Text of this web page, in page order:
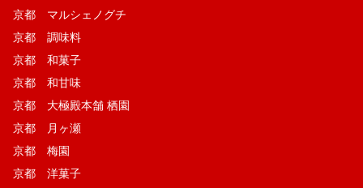
京都 マルシェノグチ
京都 調味料
京都 和菓子
京都 和甘味
京都 大極殿本舗 栖園
京都 月ヶ瀬
京都 梅園
京都 洋菓子